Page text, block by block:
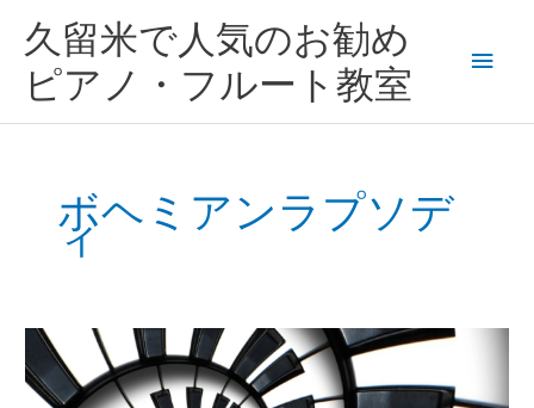
久留米で人気のお勧め
ピアノ・フルート教室
イ
ン
ー
ボヘミアンラプソデ
ィ
久
留
米